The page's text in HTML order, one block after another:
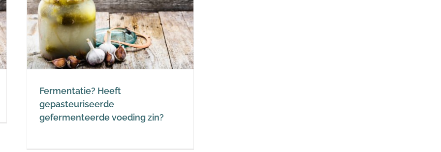
Fermentatie? Heeft
gepasteuriseerde
gefermenteerde voeding zin?